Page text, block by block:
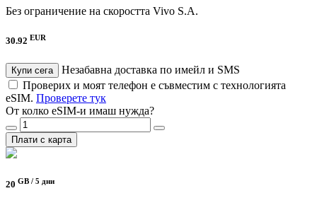
Без ограничение на скоростта Vivo S.A.
30.92 EUR
Купи сега
Незабавна доставка по имейл и SMS
Проверих и моят телефон е съвместим с технологията
eSIM. Проверете тук
От колко eSIM-и имаш нужда?
Плати с карта
20 GB / 5 дни